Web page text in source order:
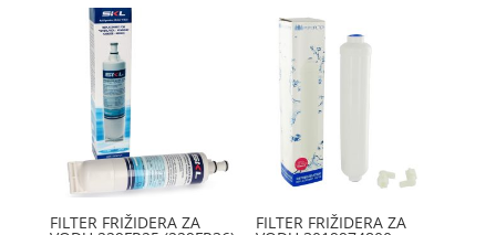
FILTER FRIŽIDERA ZA FILTER FRIŽIDERA ZA